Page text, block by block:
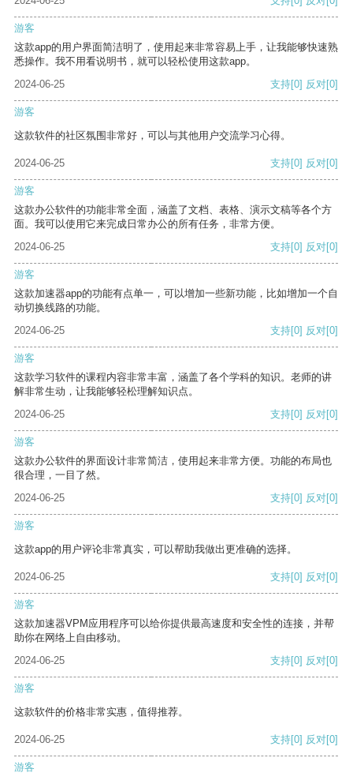
游客
这款app的用户界面简洁明了，使用起来非常容易上手，让我能够快速熟
悉操作。我不用看说明书，就可以轻松使用这款app。
2024-06-25
支持[0] 反对[0]
游客
这款软件的社区氛围非常好，可以与其他用户交流学习心得。
2024-06-25 支持[0] 反对[0]
游客
这款办公软件的功能非常全面，涵盖了文档、表格、演示文稿等各个方
面。我可以使用它来完成日常办公的所有任务，非常方便。
2024-06-25
支持[0] 反对[0]
游客
这款加速器app的功能有点单一，可以增加一些新功能，比如增加一个自
动切换线路的功能。
2024-06-25
支持[0] 反对[0]
游客
这款学习软件的课程内容非常丰富，涵盖了各个学科的知识。老师的讲
解非常生动，让我能够轻松理解知识点。
2024-06-25
支持[0] 反对[0]
游客
这款办公软件的界面设计非常简洁，使用起来非常方便。功能的布局也
很合理，一目了然。
2024-06-25
支持[0] 反对[0]
游客
这款app的用户评论非常真实，可以帮助我做出更准确的选择。
2024-06-25 支持[0] 反对[0]
游客
这款加速器VPM应用程序可以给你提供最高速度和安全性的连接，并帮
助你在网络上自由移动。
2024-06-25
支持[0] 反对[0]
游客
这款软件的价格非常实惠，值得推荐。
2024-06-25 支持[0] 反对[0]
游客